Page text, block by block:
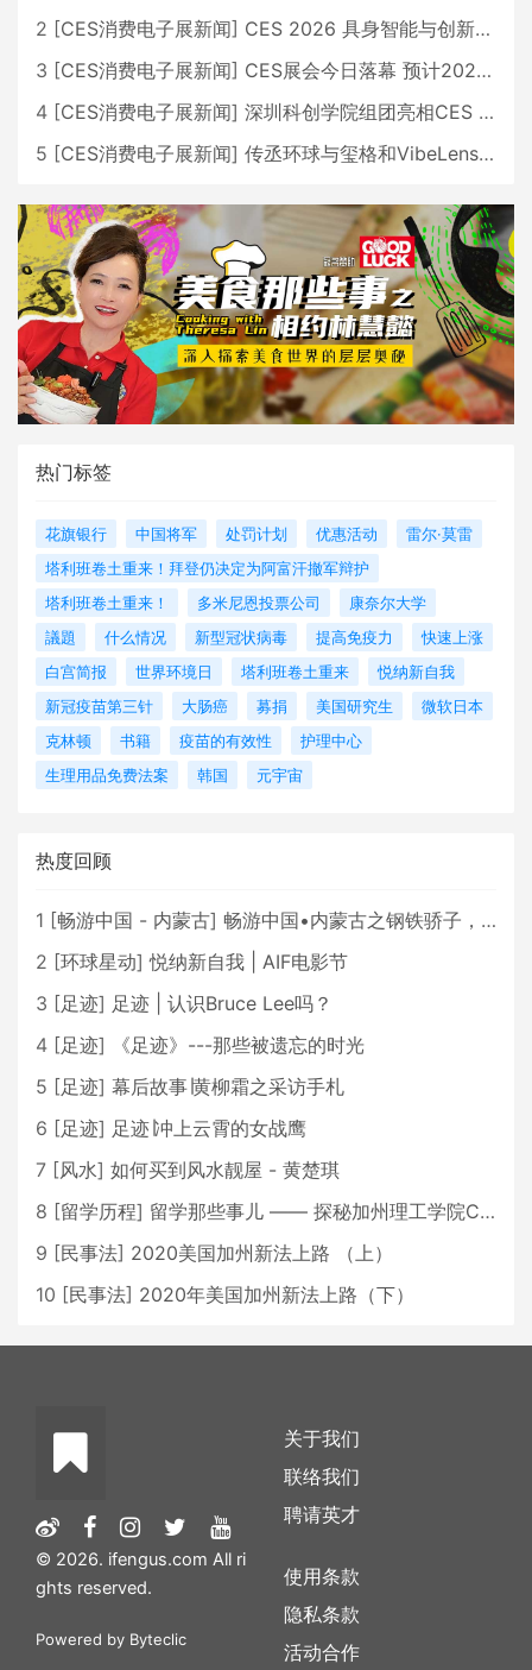
2 [CES消费电子展新闻] CES 2026 具身智能与创新领域 中国公司大放异彩
3 [CES消费电子展新闻] CES展会今日落幕 预计2026行业收入将超五千亿美元
4 [CES消费电子展新闻] 深圳科创学院组团亮相CES 广受好评
5 [CES消费电子展新闻] 传丞环球与玺格和VibeLens共同推出全新耳机
热门标签
花旗银行 中国将军 处罚计划 优惠活动
雷尔·莫雷
塔利班卷土重来！拜登仍决定为阿富汗撤军辩护
塔利班卷土重来！
多米尼恩投票公司
康奈尔大学
議題
什么情况 新型冠状病毒 提高免疫力
快速上涨
白宫简报
世界环境日 塔利班卷土重来
悦纳新自我
新冠疫苗第三针
大肠癌 募捐 美国研究生
微软日本
克林顿
书籍 疫苗的有效性
护理中心
生理用品免费法案
韩国 元宇宙
热度回顾
1 [畅游中国 - 内蒙古] 畅游中国•内蒙古之钢铁骄子，魅力包头
2 [环球星动] 悦纳新自我 | AIF电影节
3 [足迹] 足迹 | 认识Bruce Lee吗？
4 [足迹]
《足迹》---那些被遗忘的时光
5 [足迹] 幕后故事∣黄柳霜之采访手札
6 [足迹] 足迹∣冲上云霄的女战鹰
7 [风水] 如何买到风水靓屋 - 黄楚琪
8 [留学历程] 留学那些事儿 —— 探秘加州理工学院Caltech博士生活 [上集]
9 [民事法] 2020美国加州新法上路 （上）
10 [民事法] 2020年美国加州新法上路（下）
© 2026. ifengus.com All ri
ghts reserved.
Powered by Byteclic
关于我们
联络我们
聘请英才
使用条款
隐私条款
活动合作